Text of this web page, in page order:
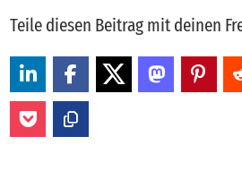
Teile diesen Beitrag mit deinen